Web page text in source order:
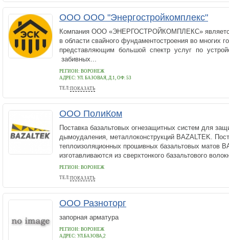
ООО ООО "Энергостройкомплекс"
Компания ООО «ЭНЕРГОСТРОЙКОМПЛЕКС»
в области свайного фундаментостроения во многих
представляющим большой спектр услуг по
забивных...
РЕГИОН: ВОРОНЕЖ
АДРЕС: УЛ. БАЗОВАЯ, Д.1, ОФ. 53
ТЕЛ:ПОКАЗАТЬ
+7 910 288 2297
ООО ПолиКом
Поставка базальтовых огнезащитных систем для
дымоудаления, металлоконструкций BAZALTEK.
теплоизоляционных прошивных базальтовых матов
изготавливаются из сверхтонкого базальтового
РЕГИОН: ВОРОНЕЖ
ТЕЛ:ПОКАЗАТЬ
+7 (473) 259-27-59
ООО Разноторг
запорная арматура
РЕГИОН: ВОРОНЕЖ
АДРЕС: УЛ.БАЗОВА,2